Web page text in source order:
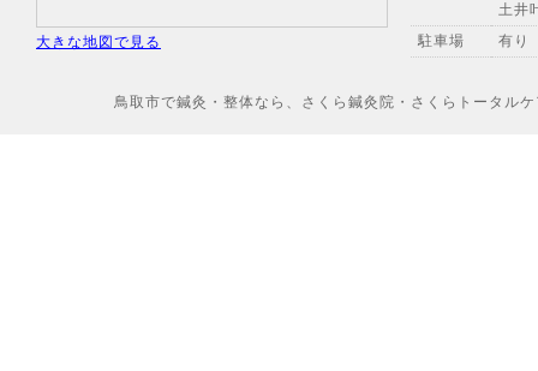
大きな地図で見る
土井
駐車場
有り
鳥取市で鍼灸・整体なら、さくら鍼灸院・さくらトータ